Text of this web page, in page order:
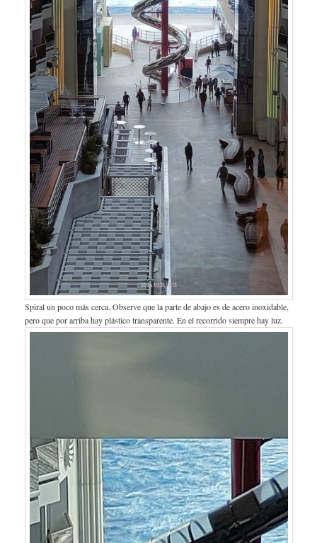
Spiral un poco más cerca. Observe que la parte de abajo es de acero inoxidable,
pero que por arriba hay plástico transparente. En el recorrido siempre hay luz.